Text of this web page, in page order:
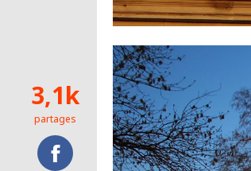
3,1k
partages